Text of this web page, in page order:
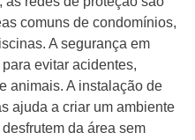
comuns de condomínios,
A segurança em
evitar acidentes,
animais. A instalação de
ajuda a criar um ambiente
da área sem